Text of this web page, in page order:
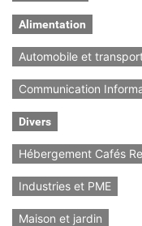
Alimentation
Automobile et
Communication
Divers
Hébergement Cafés
Industries et PME
Maison et jardin